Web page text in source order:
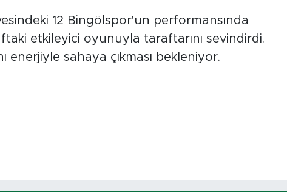
12 Bingölspor'un performansında
etkileyici oyunuyla taraftarını sevindirdi.
enerjiyle sahaya çıkması bekleniyor.